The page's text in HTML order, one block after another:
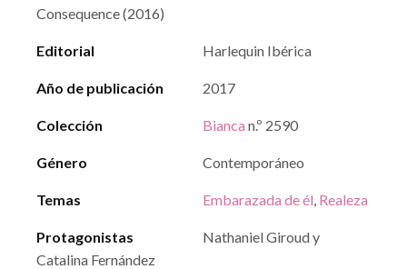
Consequence (2016)
Editorial Harlequin Ibérica
Año de publicación 2017
Colección Bianca n.º 2590
Género Contemporáneo
Temas Embarazada de él, Realeza
Protagonistas
Nathaniel Giroud y
Catalina Fernández